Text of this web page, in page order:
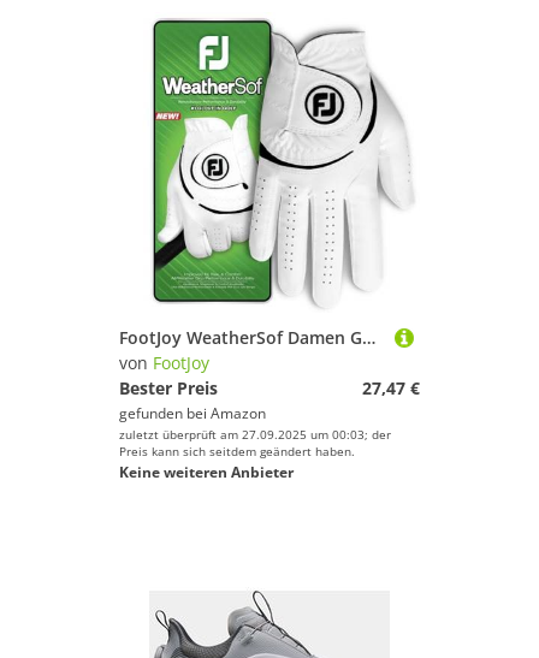
FootJoy WeatherSof Damen Golfhandschuh
von FootJoy
Bester Preis
27,47 €
gefunden bei Amazon
zuletzt überprüft am 27.09.2025 um 00:03; der
Preis kann sich seitdem geändert haben.
Keine weiteren Anbieter